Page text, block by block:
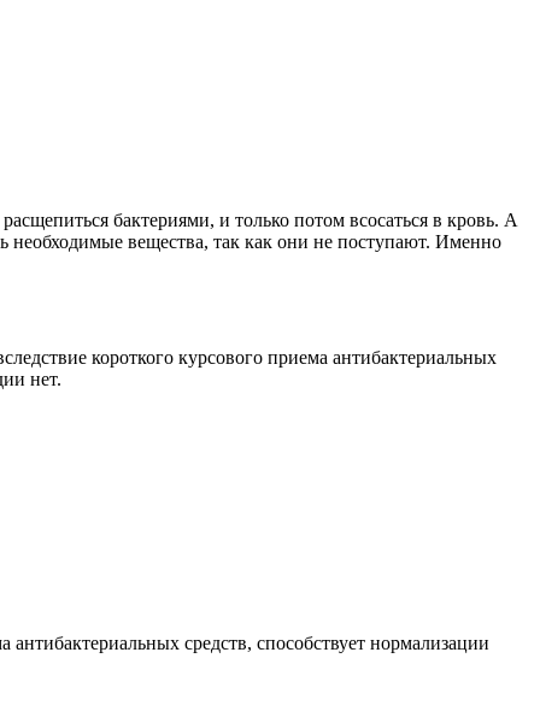
бактериями, и только потом всосаться в кровь. А
необходимые вещества, так как они не поступают. Именно
короткого курсового приема антибактериальных
нет.
средств, способствует нормализации